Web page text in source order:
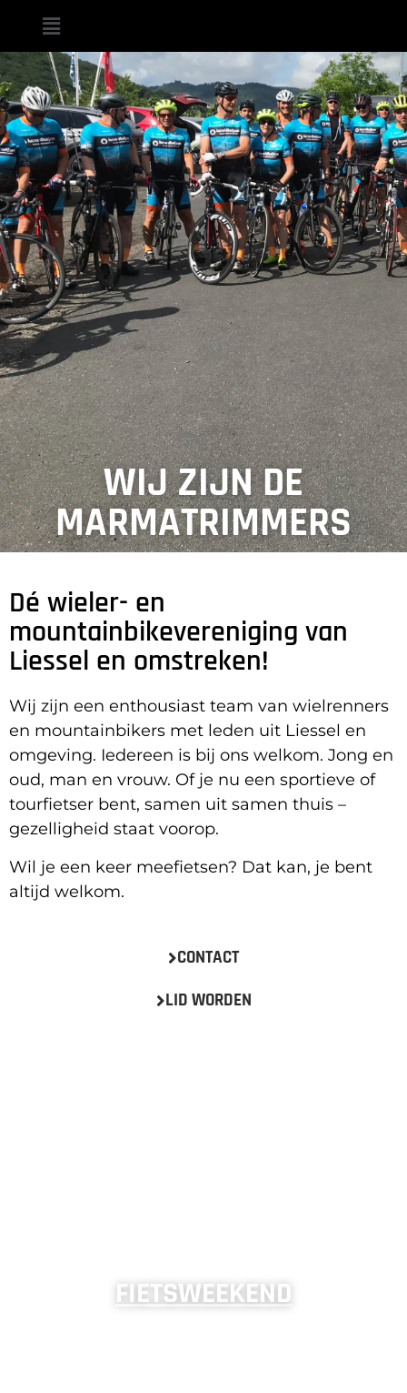
WIJ ZIJN DE
MARMATRIMMERS
Dé wieler- en
mountainbikevereniging van
Liessel en omstreken!
Wij zijn een enthousiast team van wielrenners
en mountainbikers met leden uit Liessel en
omgeving. Iedereen is bij ons welkom. Jong en
oud, man en vrouw. Of je nu een sportieve of
tourfietser bent, samen uit samen thuis –
gezelligheid staat voorop.
Wil je een keer meefietsen? Dat kan, je bent
altijd welkom.
CONTACT
LID WORDEN
FIETSWEEKEND